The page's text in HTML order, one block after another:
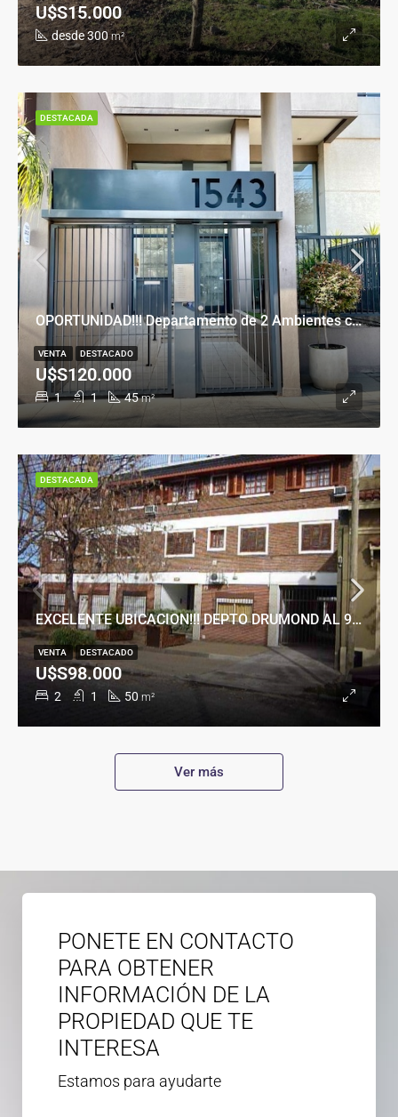
desde 300 m²
U$S15.000
OPORTUNIDAD!!! Departamento de 2 Ambientes con Cochera en Banfield Este
1 1 45 m²
U$S120.000
VENTA DESTACADO
DESTACADA
EXCELENTE UBICACION!!! DEPTO DRUMOND AL 900
2 1 50 m²
U$S98.000
VENTA DESTACADO
DESTACADA
Ver más
PONETE EN CONTACTO
PARA OBTENER
INFORMACIÓN DE LA
PROPIEDAD QUE TE
INTERESA
Estamos para ayudarte